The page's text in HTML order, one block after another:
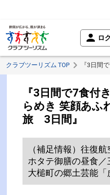
ロ
クラブツーリズム TOP 『3日間
『3日間で7食付
らめき 笑顔あふ
旅 3日間』
（補足情報）往復
ホタテ御膳の昼食
大槌町の郷土芸能